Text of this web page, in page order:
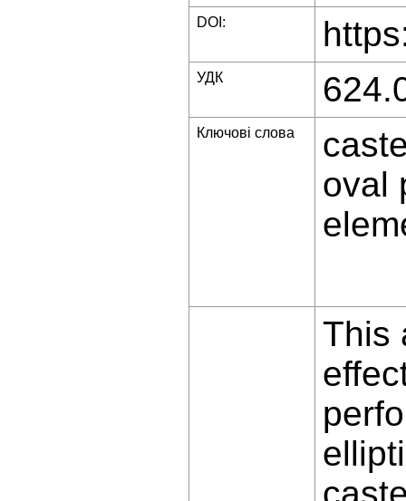
DOI:
УДК
Ключові слова
oval
This